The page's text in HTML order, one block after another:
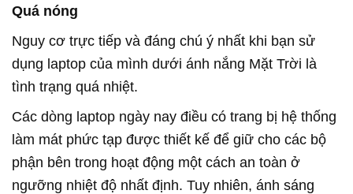
Quá nóng
Nguy cơ trực tiếp và đáng chú ý nhất khi bạn sử
dụng laptop của mình dưới ánh nắng Mặt Trời là
tình trạng quá nhiệt.
Các dòng laptop ngày nay điều có trang bị hệ thống
làm mát phức tạp được thiết kế để giữ cho các bộ
phận bên trong hoạt động một cách an toàn ở
ngưỡng nhiệt độ nhất định. Tuy nhiên, ánh sáng